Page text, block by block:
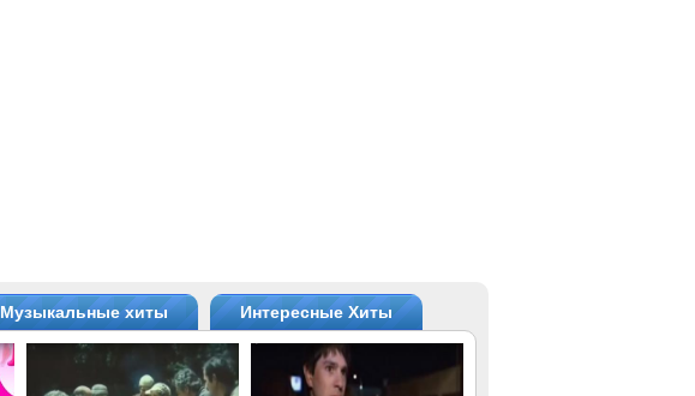
Музыкальные хиты Интересные Хиты